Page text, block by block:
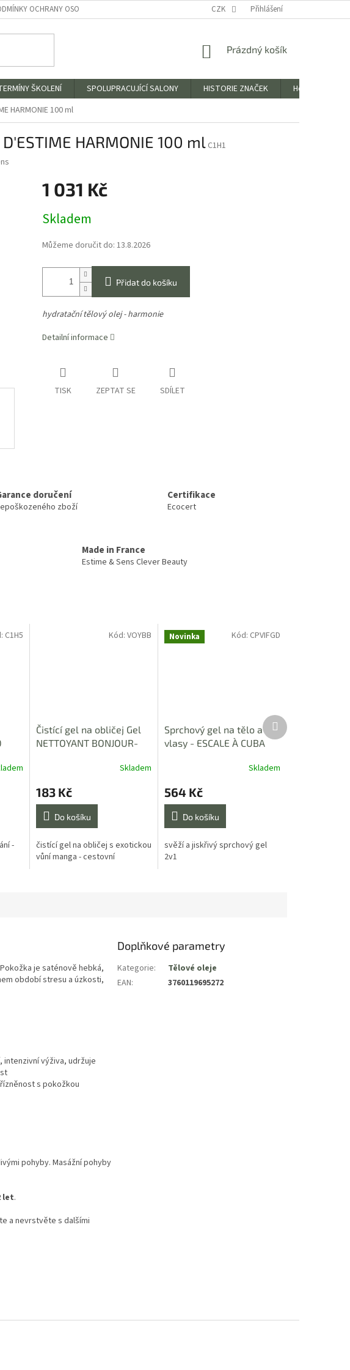
OCHRANY OSOBNÍCH ÚDAJŮ CZK Přihlášení
NÁKUPNÍ
Prázdný košík
ŠKOLENÍ SPOLUPRACUJÍCÍ SALONY HISTORIE ZNAČEK
Hodnocení
HARMONIE 100 ml
HARMONIE 100 mlC1H1
1 031 Kč
cena:
Skladem
Můžeme doručit do: 13.8.2026
Přidat do košíku
hydratační tělový olej - harmonie
Detailní informace
TISK ZEPTAT SE SDÍLET
doručení
zboží
Certifikace
Ecocert
Made in France
Estime & Sens Clever Beauty
-
C1H5
Čistící gel na obličej Gel
NETTOYANT BONJOUR-
produktu
je
5,0
z
5
hvězdiček.
Skladem
183 Kč
Do košíku
čistící gel na obličej s exotickou
vůní manga - cestovní
Kód:VOYBB Novinka
Sprchový gel na tělo a
vlasy - ESCALE À CUBA
Skladem
564 Kč
Do košíku
svěží a jiskřivý sprchový gel
2v1
Kód: CPVIFGD
Další
produkt
je saténově hebká,
období stresu a úzkosti,
výživa, udržuje
s pokožkou
pohyby. Masážní pohyby
let.
a nevrstvěte s dalšími
Doplňkové parametry
Kategorie:
Tělové oleje
EAN: 3760119695272